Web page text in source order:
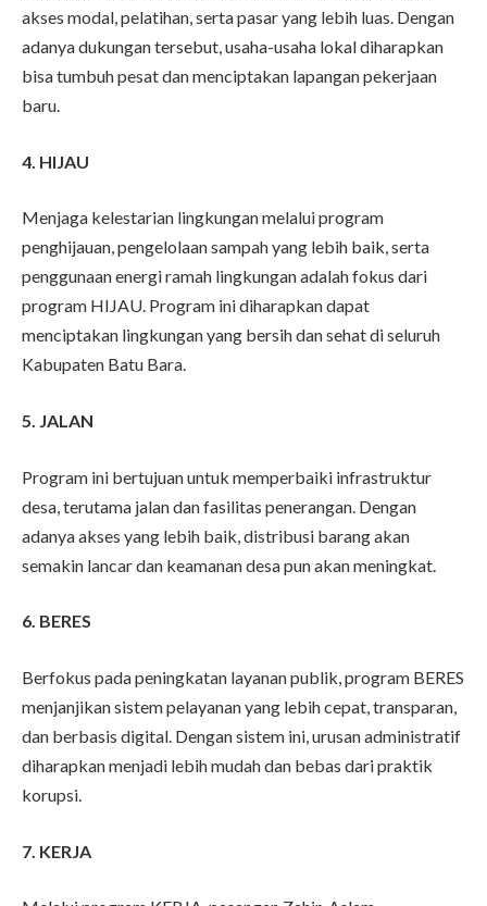
akses modal, pelatihan, serta pasar yang lebih luas. Dengan
adanya dukungan tersebut, usaha-usaha lokal diharapkan
bisa tumbuh pesat dan menciptakan lapangan pekerjaan
baru.
4. HIJAU
Menjaga kelestarian lingkungan melalui program
penghijauan, pengelolaan sampah yang lebih baik, serta
penggunaan energi ramah lingkungan adalah fokus dari
program HIJAU. Program ini diharapkan dapat
menciptakan lingkungan yang bersih dan sehat di seluruh
Kabupaten Batu Bara.
5. JALAN
Program ini bertujuan untuk memperbaiki infrastruktur
desa, terutama jalan dan fasilitas penerangan. Dengan
adanya akses yang lebih baik, distribusi barang akan
semakin lancar dan keamanan desa pun akan meningkat.
6. BERES
Berfokus pada peningkatan layanan publik, program BERES
menjanjikan sistem pelayanan yang lebih cepat, transparan,
dan berbasis digital. Dengan sistem ini, urusan administratif
diharapkan menjadi lebih mudah dan bebas dari praktik
korupsi.
7. KERJA